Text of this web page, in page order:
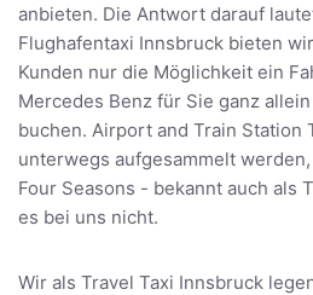
anbieten. Die Antwort darauf
Flughafentaxi Innsbruck bieten
Kunden nur die Möglichkeit ein
Mercedes Benz für Sie ganz
buchen. Airport and Train Station
unterwegs aufgesammelt
Four Seasons - bekannt auch als
es bei uns nicht.
Wir als Travel Taxi Innsbruck